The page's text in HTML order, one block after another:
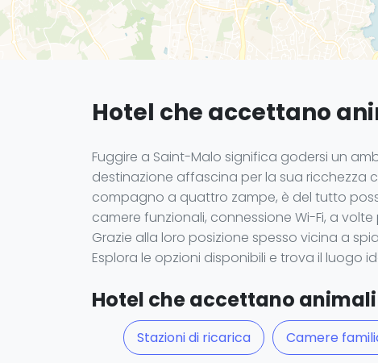
Hotel che accettano
Fuggire a Saint-Malo significa godersi un
destinazione affascina per la sua ricchezza
compagno a quattro zampe, è del tutto
camere funzionali, connessione Wi-Fi, a
Grazie alla loro posizione spesso vicina a
Esplora le opzioni disponibili e trova il luogo
Hotel che accettano animali
Stazioni di ricarica Camere